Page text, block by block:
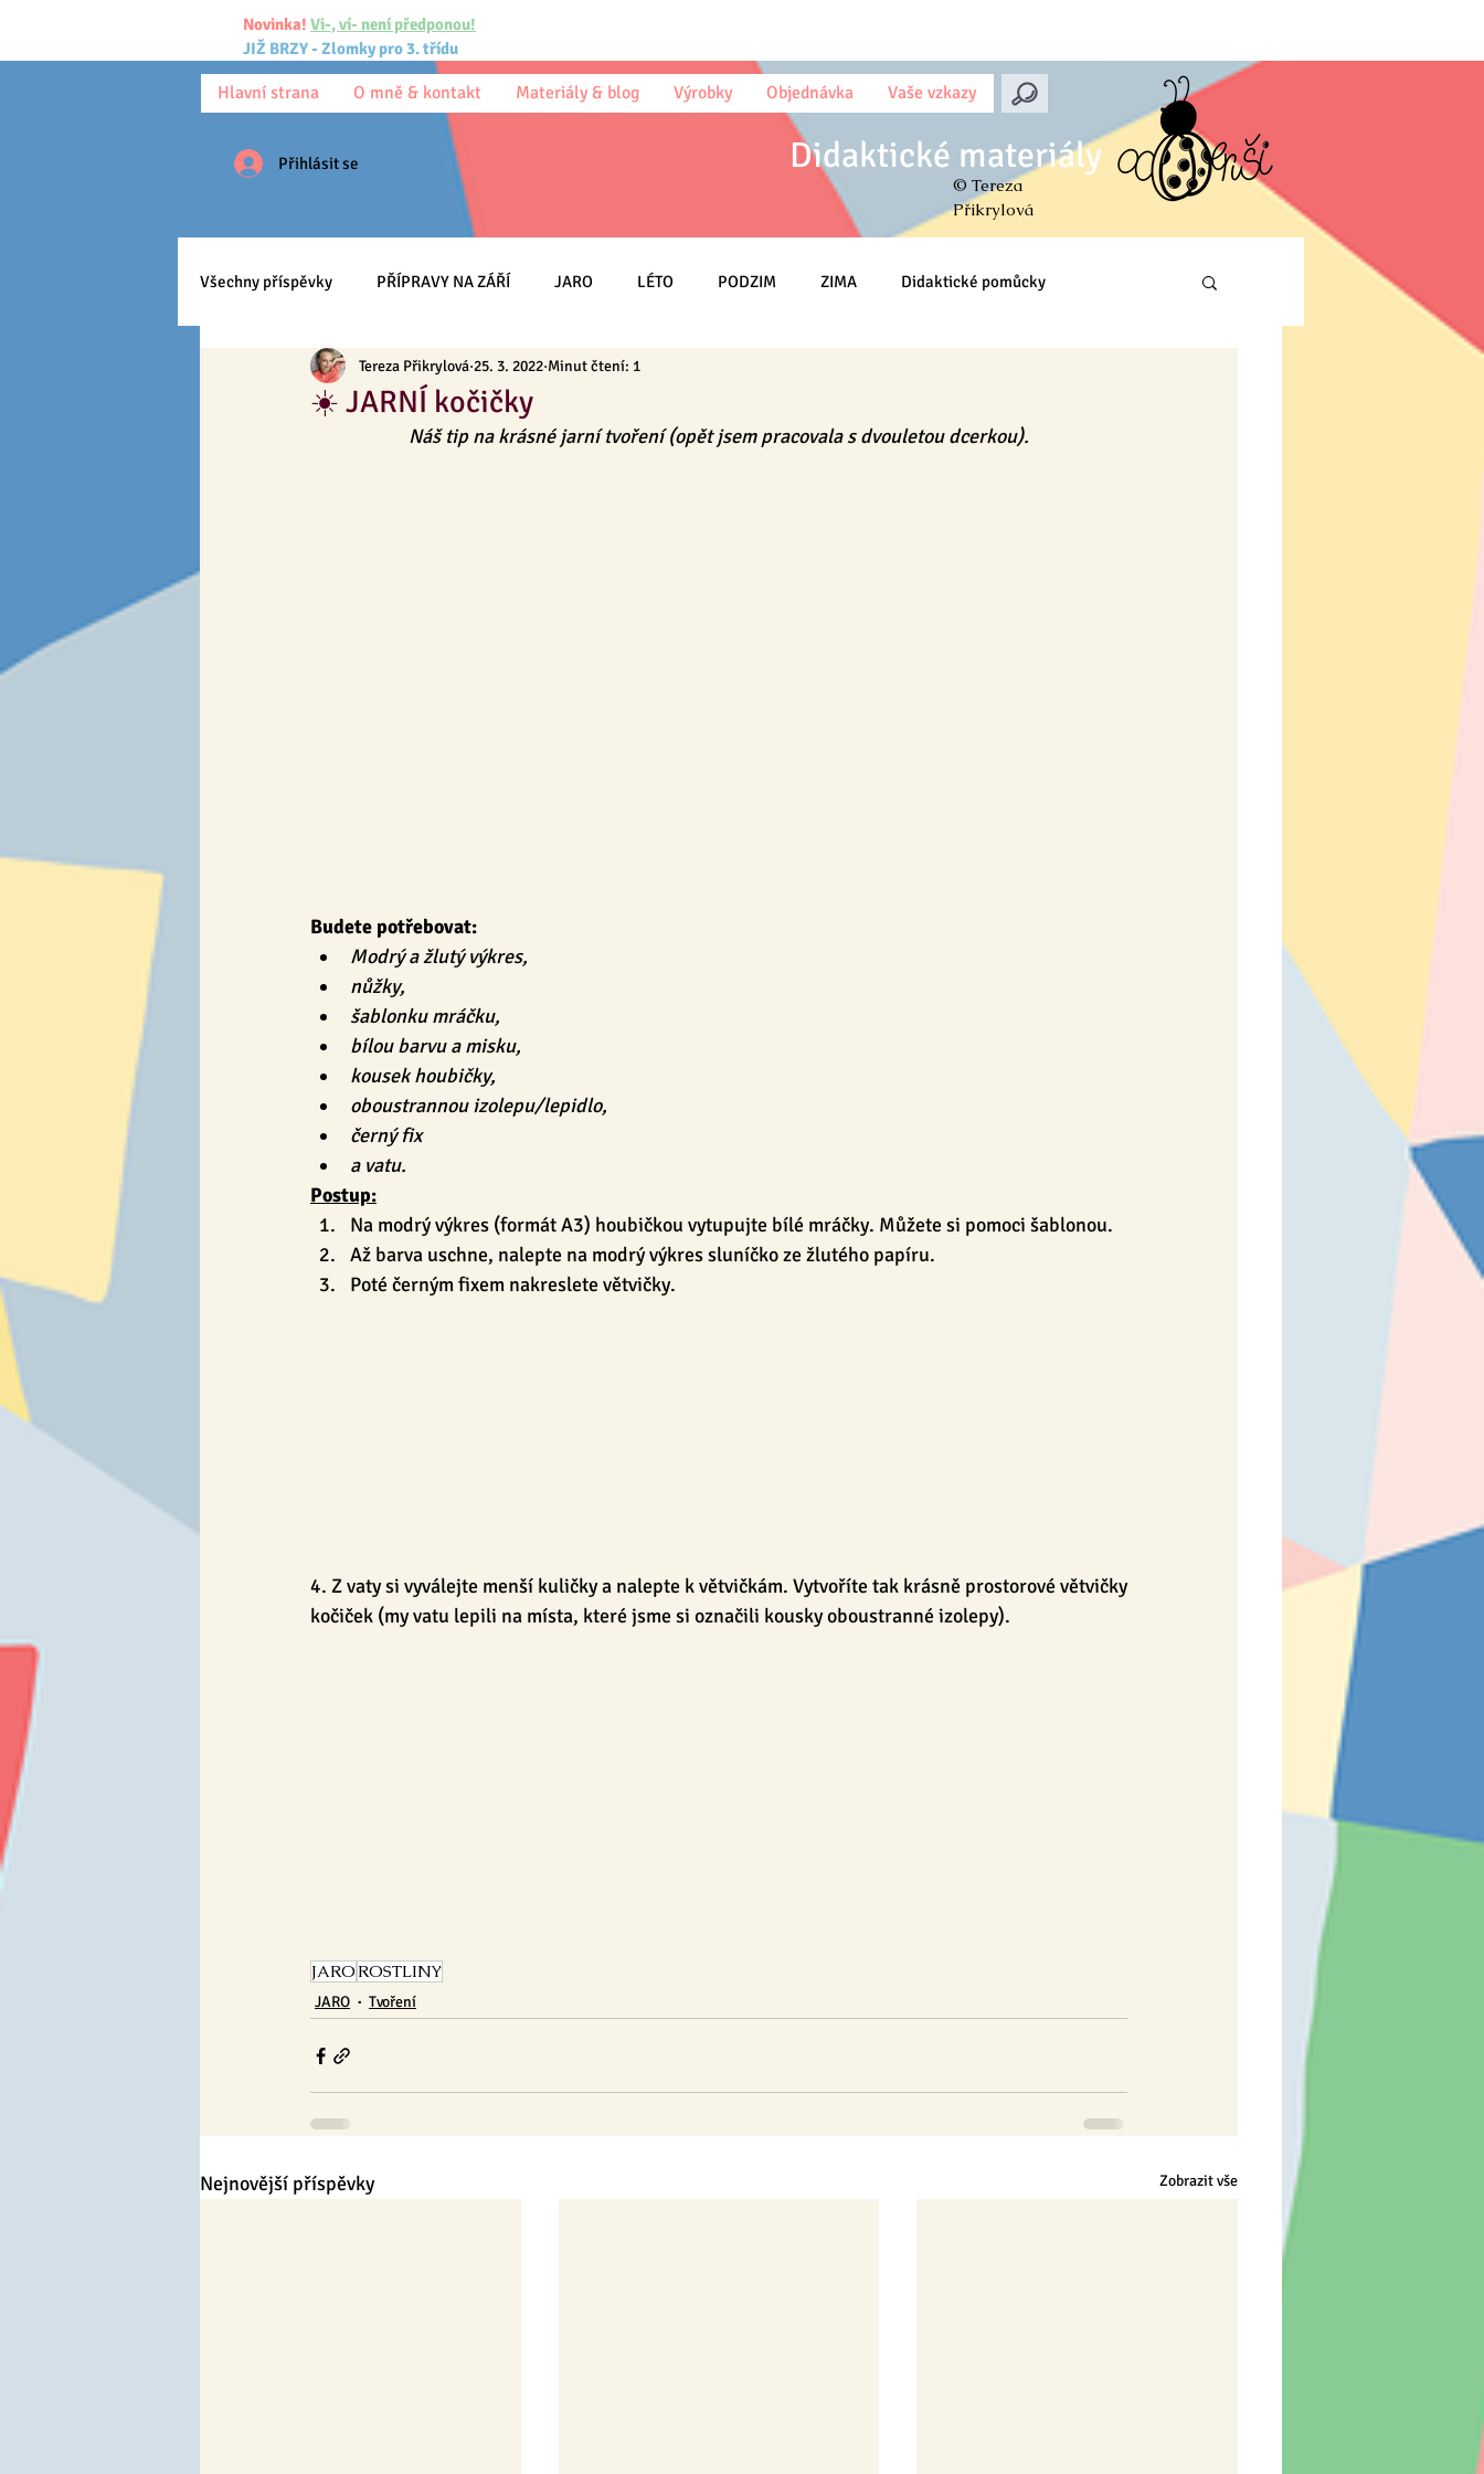
Novinka! Vi-, ví- není předponou!
JIŽ BRZY - Zlomky pro 3. třídu
Hlavní strana O mně & kontakt Materiály & blog Výrobky Objednávka Vaše vzkazy
Přihlásit se Didaktické materiály
© Tereza
Přikrylová
Všechny příspěvky PŘÍPRAVY NA ZÁŘÍ JARO LÉTO PODZIM ZIMA Didaktické pomůcky
Pracovní listy Ke stažení Omalovánky Český jazyk (sloh)
☀️ JARNÍ kočičky
Tereza Přikrylová 25. 3. 2022 Minut čtení: 1
Náš tip na krásné jarní tvoření (opět jsem pracovala s dvouletou dcerkou).
Budete potřebovat:
Modrý a žlutý výkres,
nůžky,
šablonku mráčku,
bílou barvu a misku,
kousek houbičky,
oboustrannou izolepu/lepidlo,
černý fix
a vatu.
Postup:
Na modrý výkres (formát A3) houbičkou vytupujte bílé mráčky. Můžete si pomoci šablonou.
Až barva uschne, nalepte na modrý výkres sluníčko ze žlutého papíru.
Poté černým fixem nakreslete větvičky.
4. Z vaty si vyválejte menší kuličky a nalepte k větvičkám. Vytvoříte tak krásně prostorové větvičky
kočiček (my vatu lepili na místa, které jsme si označili kousky oboustranné izolepy).
JARO ROSTLINY
JARO Tvoření
Nejnovější příspěvky Zobrazit vše